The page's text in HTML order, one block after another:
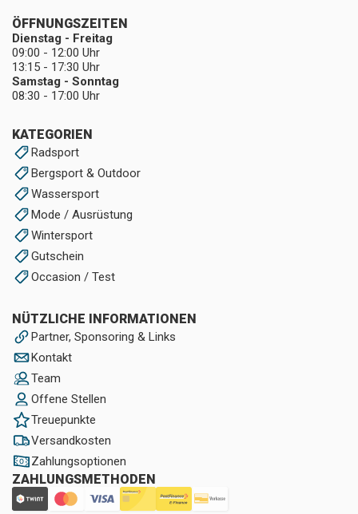
KATEGORIEN
Radsport
Bergsport & Outdoor
Wassersport
Mode / Ausrüstung
Wintersport
Gutschein
Occasion / Test
NÜTZLICHE INFORMATIONEN
Partner, Sponsoring & Links
Kontakt
Team
Offene Stellen
Treuepunkte
Versandkosten
Zahlungsoptionen
ZAHLUNGSMETHODEN
ÖFFNUNGSZEITEN
Dienstag - Freitag
09:00 - 12:00 Uhr
13:15 - 17:30 Uhr
Samstag - Sonntag
08:30 - 17:00 Uhr